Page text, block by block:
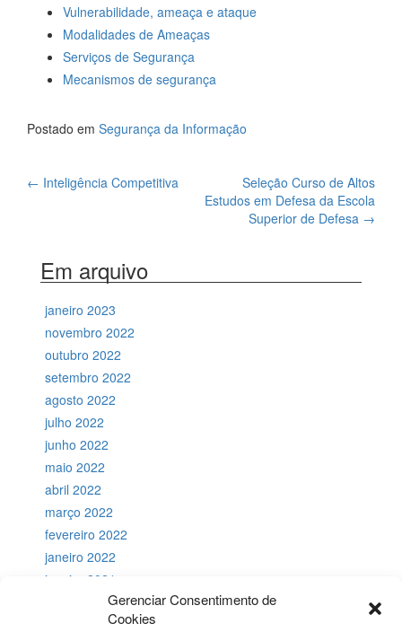
Gerenciar Consentimento de
Cookies
Vulnerabilidade, ameaça e ataque
Modalidades de Ameaças
Serviços de Segurança
Mecanismos de segurança
Postado em Segurança da Informação
Navegação
posts
← Inteligência Competitiva
Seleção Curso de Altos
Estudos em Defesa da Escola
Superior de Defesa →
Em arquivo
janeiro 2023
novembro 2022
outubro 2022
setembro 2022
agosto 2022
julho 2022
junho 2022
maio 2022
abril 2022
março 2022
fevereiro 2022
janeiro 2022
janeiro 2021
novembro 2017